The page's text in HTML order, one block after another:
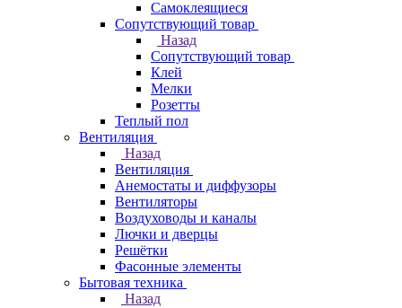
Самоклеящиеся
Сопутствующий товар
Назад
Сопутствующий товар
Клей
Мелки
Розетты
Теплый пол
Вентиляция
Назад
Вентиляция
Анемостаты и диффузоры
Вентиляторы
Воздуховоды и каналы
Лючки и дверцы
Решётки
Фасонные элементы
Бытовая техника
Назад